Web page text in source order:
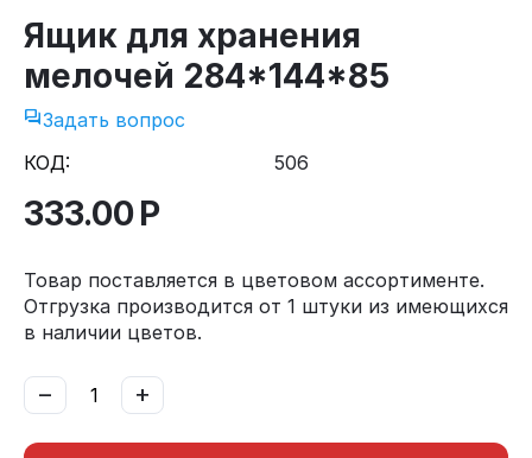
Ящик для хранения
мелочей 284*144*85
Задать вопрос
КОД:
506
333.00Р
Товар поставляется в цветовом ассортименте.
Отгрузка производится от 1 штуки из имеющихся
в наличии цветов.
+
−